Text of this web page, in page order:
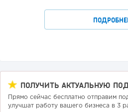
ПОЛУЧИТЬ АКТУАЛЬНУЮ
Прямо сейчас бесплатно отправим
улучшат работу вашего бизнеса в 3